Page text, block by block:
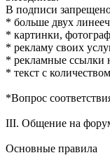
В подписи
* больше двух
* картинки,
* рекламу своих
* рекламные ссылки
* текст с
*Вопрос
III. Общение на
Основные правила